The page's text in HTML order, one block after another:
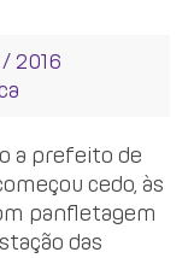
2016
a prefeito de
cedo, às
panfletagem
das